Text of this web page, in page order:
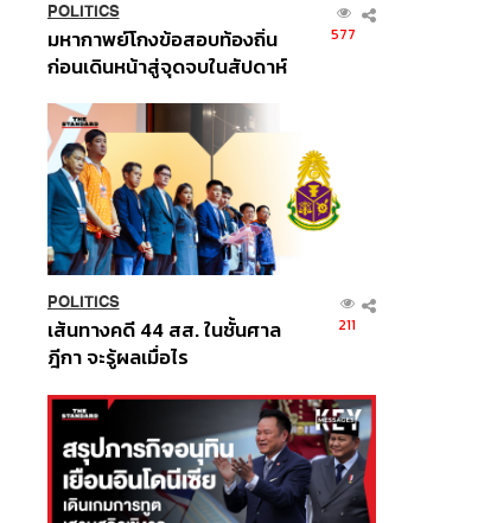
POLITICS
มหากาพย์โกงข้อสอบท้องถิ่น
ก่อนเดินหน้าสู่จุดจบในสัปดาห์
577
POLITICS
เส้นทางคดี 44 สส. ในชั้นศาล
ฎีกา จะรู้ผลเมื่อไร
211